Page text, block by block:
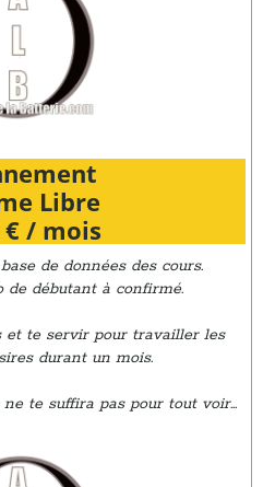
Libre
€ / mois
de données des cours.
de débutant à confirmé.
et te servir pour travailler les
durant un mois.
te suffira pas pour tout voir...